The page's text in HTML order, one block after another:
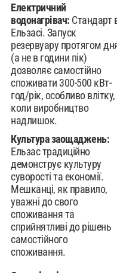
Електричний
водонагрівач: Стандарт
Ельзасі. Запуск
резервуару протягом
(а не в години пік)
дозволяє самостійно
споживати 300-500 кВт-
год/рік, особливо влітку,
коли виробництво
надлишок.
Культура заощаджень:
Ельзас традиційно
демонструє культуру
суворості та економії.
Мешканці, як правило,
уважні до свого
споживання та
сприйнятливі до рішень
самостійного
споживання.